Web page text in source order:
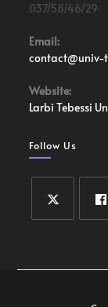
037/58/46/29
Email:
contact@univ-
Website:
Larbi Tebessi
Follow Us